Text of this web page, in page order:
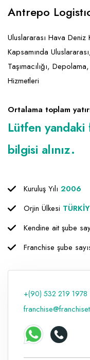
Ev Hizmetleri
Sağlık Güzellik
Turizm - Eğlence
Market FMGC -
Mobilya ve Ev
Oyuncak ve
Takı
Yapı Malzemesi
Gayrimenkul
Gıda ve Sarf
Güvenlik -
Giyim - Aksesuar
Hukuk - Marka -
Isıtma -
Lojistik - Kargo
Matbaa - Fotoğraf
Mobilya
Proje - İnşaat ve
Raf ve Depo
Reklam -
Seyahat - Rent A
Tabela - Dijital
Antrepo
Uluslararası Hava Deniz
Kapsamında
Taşımacılığı,
Hizmetleri
Ortalama toplam
Lütfen
bilgisi alınız.
Kuruluş Yılı 2006
Orjin Ülkesi
Kendine ait şube
Franchise şube
+(90) 532 219 1978